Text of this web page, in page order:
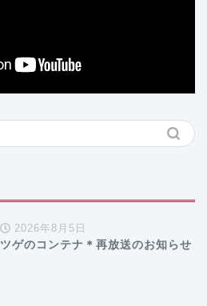
2026年8月5日
ツゲのコンテナ＊再放送のお知らせ